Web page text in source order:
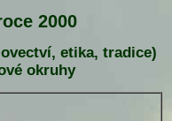
2000
etika, tradice)
okruhy